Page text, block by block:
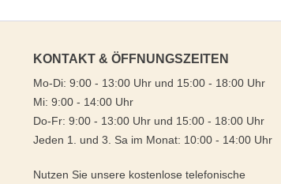
KONTAKT & ÖFFNUNGSZEITEN
Mo-Di: 9:00 - 13:00 Uhr und 15:00 - 18:00 Uhr
Mi: 9:00 - 14:00 Uhr
Do-Fr: 9:00 - 13:00 Uhr und 15:00 - 18:00 Uhr
Jeden 1. und 3. Sa im Monat: 10:00 - 14:00 Uhr
Nutzen Sie unsere kostenlose telefonische